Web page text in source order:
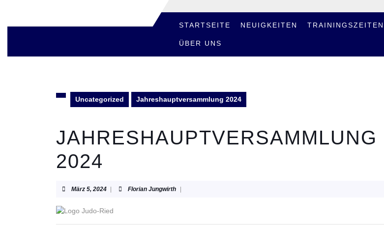
content
content
STARTSEITE NEUIGKEITEN TRAININGSZEITEN
ÜBER UNS
Uncategorized Jahreshauptversammlung 2024
JAHRESHAUPTVERSAMMLUNG
2024
März 5, 2024März
Florian JungwirthFlorian